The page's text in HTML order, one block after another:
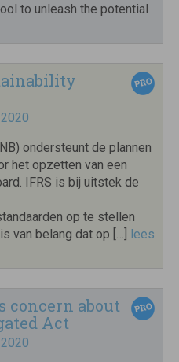
to unleash the potential
ondersteunt de plannen
het opzetten van een
IFRS is bij uitstek de
op te stellen
van belang dat op […] lees
concern about
Act